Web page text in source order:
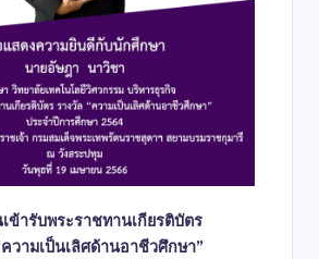
ข้ารับพระราชทานเกียรติบัตร
ความเป็นเลิศด้านอาชีวศึกษา”